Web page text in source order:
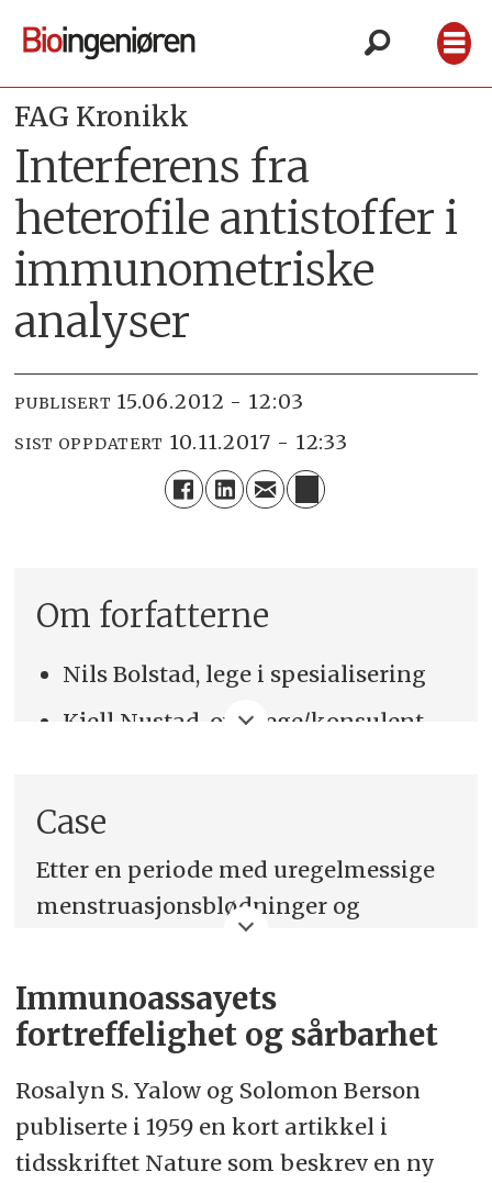
FAG Kronikk
Interferens fra
heterofile antistoffer i
immunometriske
analyser
PUBLISERT 15.06.2012 - 12:03
SIST OPPDATERT 10.11.2017 - 12:33
Om forfatterne
Nils Bolstad, lege i spesialisering
Kjell Nustad, overlege/konsulent
medisinsk biokjemi, Oslo
Radiumhospitalet
E-post: Nils.Bolstad@ous-hf.no
Case
Etter en periode med uregelmessige
menstruasjonsblødninger og
diagnosen choriocarcinom. Dette er
en sjelden kreftsykdom som kan
utgå fra rester av morkakevev etter
avsluttet graviditet.
Immunoassayets
fortreffelighet og sårbarhet
Rosalyn S. Yalow og Solomon Berson
publiserte i 1959 en kort artikkel i
tidsskriftet Nature som beskrev en ny